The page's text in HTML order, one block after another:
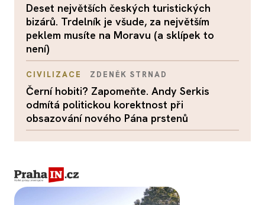
Deset největších českých turistických
bizárů. Trdelník je všude, za největším
peklem musíte na Moravu (a sklípek to
není)
CIVILIZACE ZDENĚK STRNAD
Černí hobiti? Zapomeňte. Andy Serkis
odmítá politickou korektnost při
obsazování nového Pána prstenů